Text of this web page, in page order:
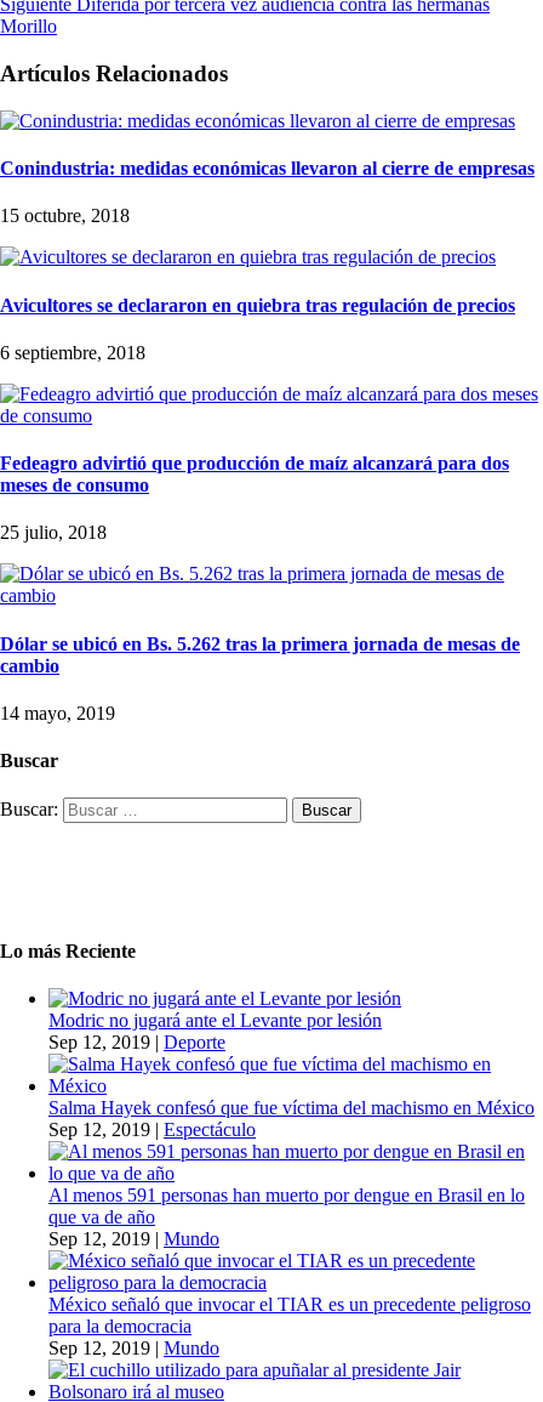
Siguiente
Diferida por tercera vez audiencia contra las hermanas
Morillo
Artículos Relacionados
Conindustria: medidas económicas llevaron al cierre de empresas
15 octubre, 2018
Avicultores se declararon en quiebra tras regulación de precios
6 septiembre, 2018
Fedeagro advirtió que producción de maíz alcanzará para dos
meses de consumo
25 julio, 2018
Dólar se ubicó en Bs. 5.262 tras la primera jornada de mesas de
cambio
14 mayo, 2019
Buscar
Buscar:
Lo más Reciente
Modric no jugará ante el Levante por lesión
Sep 12, 2019 | Deporte
Salma Hayek confesó que fue víctima del machismo en México
Sep 12, 2019 | Espectáculo
Al menos 591 personas han muerto por dengue en Brasil en lo
que va de año
Sep 12, 2019 | Mundo
México señaló que invocar el TIAR es un precedente peligroso
para la democracia
Sep 12, 2019 | Mundo